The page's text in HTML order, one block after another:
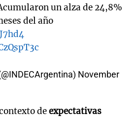
un alza de 24,8%
del año
November
deexpectativas